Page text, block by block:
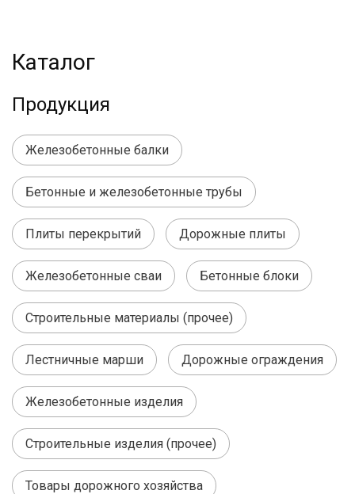
Каталог
Продукция
Железобетонные балки
Бетонные и железобетонные трубы
Плиты перекрытий Дорожные плиты
Железобетонные сваи Бетонные блоки
Строительные материалы (прочее)
Лестничные марши Дорожные ограждения
Железобетонные изделия
Строительные изделия (прочее)
Товары дорожного хозяйства